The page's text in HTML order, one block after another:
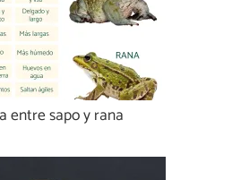
entre sapo y rana